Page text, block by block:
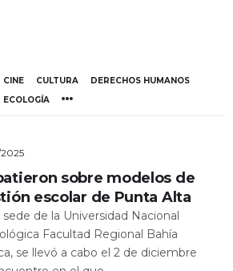
CINE CULTURA
DERECHOS HUMANOS
ECOLOGÍA
2025
sobre modelos de
escolar de Punta Alta
sede de la Universidad Nacional
Facultad Regional Bahía
se llevó a cabo el 2 de diciembre